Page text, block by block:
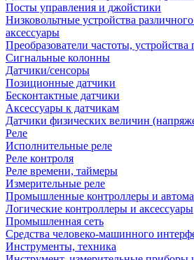
Посты управления и джойстики
Низковольтные устройства
аксессуары
Преобразователи частоты, устройства
Сигнальные колонны
Датчики/сенсоры
Позиционные датчики
Бесконтактные датчики
Аксессуары к датчикам
Датчики физических величин
Реле
Исполнительные реле
Реле контроля
Реле времени, таймеры
Измерительные реле
Промышленные контроллеры и
Логические контроллеры и аксессуары
Промышленная сеть
Средства человеко-машинного
Инструменты, техника